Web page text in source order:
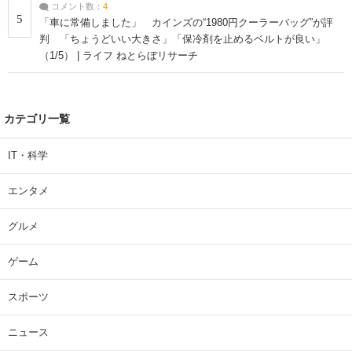
5
コメント数： 4
「車に常備しました」 カインズの“1980円クーラーバッグ”が評
判 「ちょうどいい大きさ」「保冷剤を止めるベルトが良い」
（1/5） | ライフ ねとらぼリサーチ
カテゴリ一覧
IT・科学
エンタメ
グルメ
ゲーム
スポーツ
ニュース